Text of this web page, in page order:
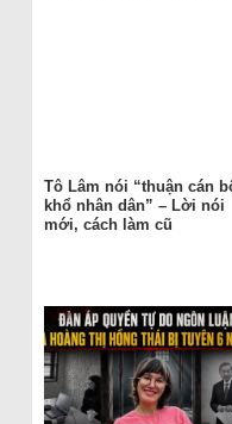
Tô Lâm nói “thuận cán
khổ nhân dân” – Lời nói
mới, cách làm cũ